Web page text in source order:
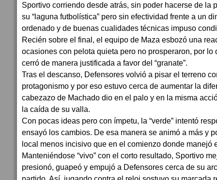
Sportivo corriendo desde atrás, sin poder hacerse de la
su “laguna futbolística” pero sin efectividad frente a un
ordenado y de buenas cualidades técnicas impuso
Recién sobre el final, el equipo de Maza esbozó una
ocasiones con pelota quieta pero no prosperaron, por lo
cerró de manera justificada a favor del “granate”.
Tras el descanso, Defensores volvió a pisar el terreno
protagonismo y por eso estuvo cerca de aumentar la
cabezazo de Machado dio en el palo y en la misma
la caída de su valla.
Con pocas ideas pero con ímpetu, la “verde” intentó
ensayó los cambios. De esa manera se animó a más y
local menos incisivo que en el comienzo donde manejó
Manteniéndose “vivo” con el corto resultado, Sportivo
presionó, guapeó y empujó a Defensores cerca de su